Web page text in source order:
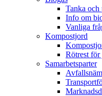
Tanka och
Info om
Vanliga
Kompostjord
Rötrest
Samarbetsparter